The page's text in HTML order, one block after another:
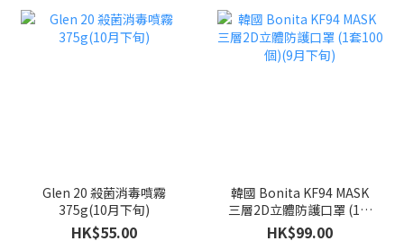
Glen 20 殺菌消毒噴霧
375g(10月下旬)
HK$55.00
韓國 Bonita KF94 MASK
三層2D立體防護口罩 (1套
100個)(9月下旬)
HK$99.00